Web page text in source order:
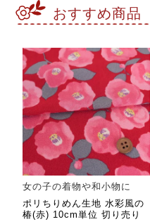
おすすめ商品
女の子の着物や和小物に
ポリちりめん生地 水彩風の
椿(赤) 10cm単位 切り売り